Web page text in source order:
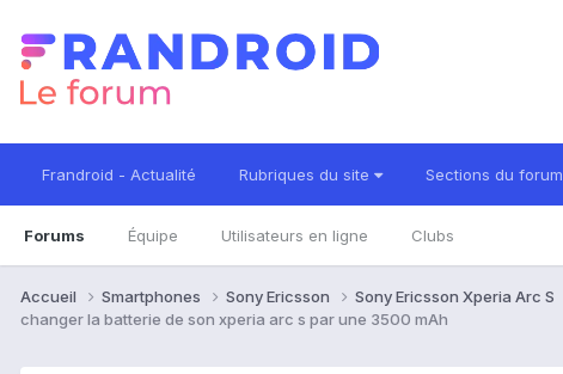
Frandroid - Actualité Rubriques du site Sections du forum
Forums Équipe Utilisateurs en ligne Clubs
Accueil Smartphones Sony Ericsson Sony Ericsson Xperia Arc S
changer la batterie de son xperia arc s par une 3500 mAh